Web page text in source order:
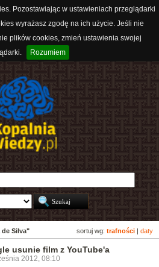
Pozostawiając w ustawieniach przeglądarki
wyrażasz zgodę na ich użycie. Jeśli nie
plików cookies, zmień ustawienia swojej
Rozumiem
sortuj wg: trafności daty
de Silva"
usunie film z YouTube'a
2012, 08:10